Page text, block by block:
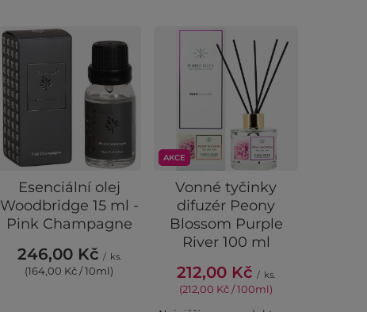
Esenciální olej
Woodbridge 15 ml -
Pink Champagne
246,00 Kč / ks.
(164,00 Kč / 10ml)
AKCE
Vonné tyčinky
difuzér Peony
Blossom Purple
River 100 ml
212,00 Kč / ks.
(212,00 Kč / 100ml)